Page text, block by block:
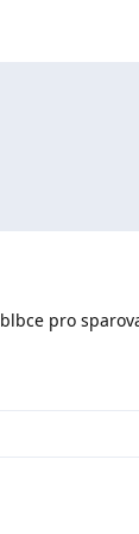
pro